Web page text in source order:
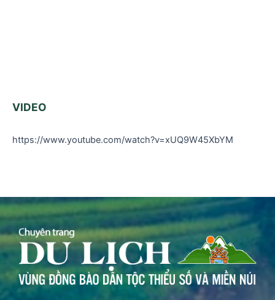
VIDEO
https://www.youtube.com/watch?v=xUQ9W45XbYM